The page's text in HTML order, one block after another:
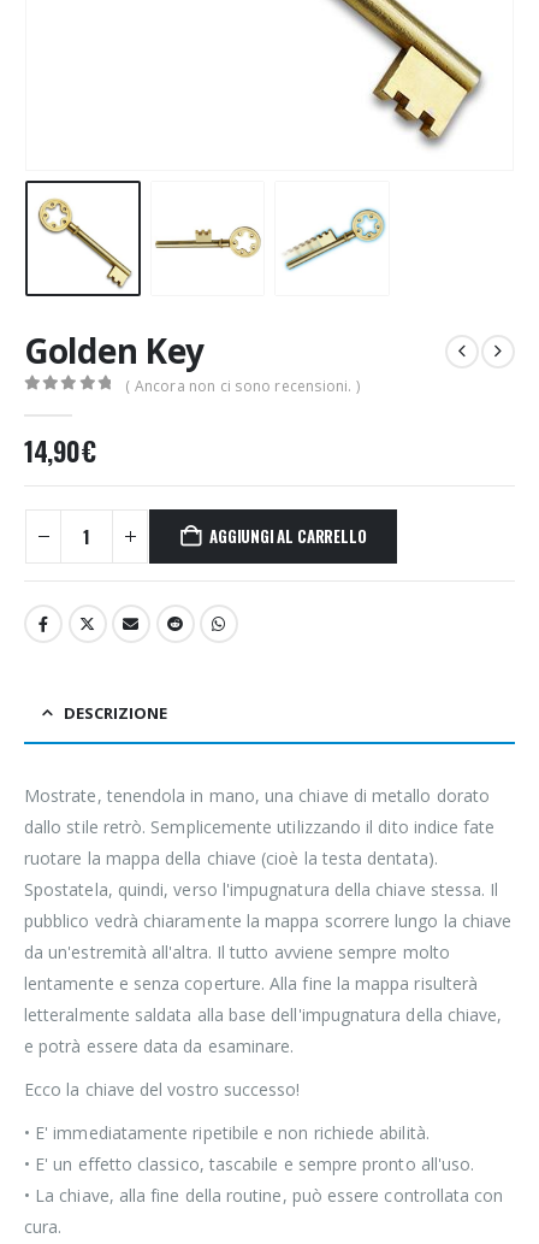
Golden Key
( Ancora non ci sono recensioni. )
14,90€
AGGIUNGI AL CARRELLO
DESCRIZIONE
Mostrate, tenendola in mano, una chiave di metallo dorato
dallo stile retrò. Semplicemente utilizzando il dito indice fate
ruotare la mappa della chiave (cioè la testa dentata).
Spostatela, quindi, verso l'impugnatura della chiave stessa. Il
pubblico vedrà chiaramente la mappa scorrere lungo la chiave
da un'estremità all'altra. Il tutto avviene sempre molto
lentamente e senza coperture. Alla fine la mappa risulterà
letteralmente saldata alla base dell'impugnatura della chiave,
e potrà essere data da esaminare.
Ecco la chiave del vostro successo!
• E' immediatamente ripetibile e non richiede abilità.
• E' un effetto classico, tascabile e sempre pronto all'uso.
• La chiave, alla fine della routine, può essere controllata con
cura.